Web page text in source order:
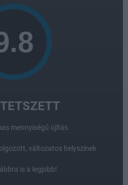
mennyiségű újítás
változatos helyszínek
is a legjobb!